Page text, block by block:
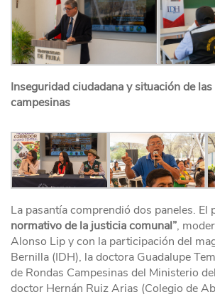
Inseguridad ciudadana y situación de
campesinas
La pasantía comprendió dos paneles. El
normativo de la justicia comunal”,
Alonso Lip y con la participación del
Bernilla (IDH), la doctora Guadalupe
de Rondas Campesinas del Ministerio
doctor Hernán Ruiz Arias (Colegio de